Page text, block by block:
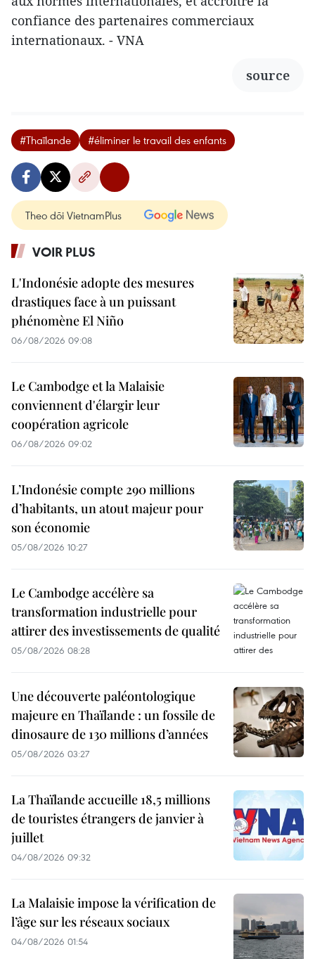
confiance des partenaires commerciaux
internationaux. - VNA
source
#Thaïlande #éliminer le travail des enfants
Theo dõi VietnamPlus
VOIR PLUS
L'Indonésie adopte des mesures
drastiques face à un puissant
phénomène El Niño
06/08/2026 09:08
Le Cambodge et la Malaisie
conviennent d'élargir leur
coopération agricole
06/08/2026 09:02
L’Indonésie compte 290 millions
d’habitants, un atout majeur pour
son économie
05/08/2026 10:27
Le Cambodge accélère sa
transformation industrielle pour
attirer des investissements de qualité
05/08/2026 08:28
Une découverte paléontologique
majeure en Thaïlande : un fossile de
dinosaure de 130 millions d’années
05/08/2026 03:27
La Thaïlande accueille 18,5 millions
de touristes étrangers de janvier à
juillet
04/08/2026 09:32
La Malaisie impose la vérification de
l’âge sur les réseaux sociaux
04/08/2026 01:54